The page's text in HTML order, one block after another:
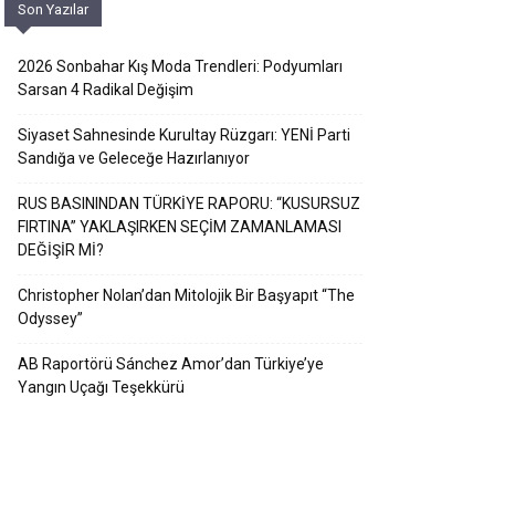
Son Yazılar
2026 Sonbahar Kış Moda Trendleri: Podyumları
Sarsan 4 Radikal Değişim
Siyaset Sahnesinde Kurultay Rüzgarı: YENİ Parti
Sandığa ve Geleceğe Hazırlanıyor
RUS BASININDAN TÜRKİYE RAPORU: “KUSURSUZ
FIRTINA” YAKLAŞIRKEN SEÇİM ZAMANLAMASI
DEĞİŞİR Mİ?
Christopher Nolan’dan Mitolojik Bir Başyapıt “The
Odyssey”
AB Raportörü Sánchez Amor’dan Türkiye’ye
Yangın Uçağı Teşekkürü